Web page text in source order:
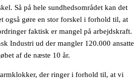
Så på hele sundhedsområdet kan det
også gøre en stor forskel i forhold til, at
faktisk er mangel på arbejdskraft.
Industri ud der mangler 120.000 ansatte
af de næste 10 år.
der ringer i forhold til, at vi